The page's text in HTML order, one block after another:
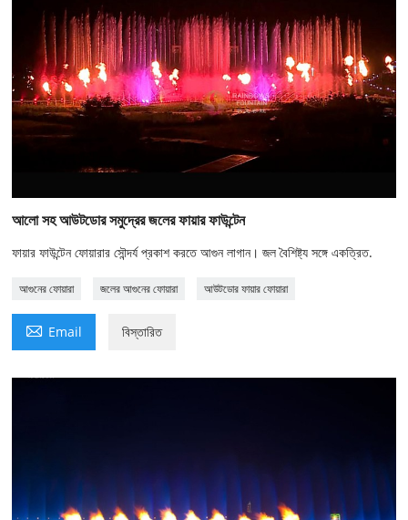
আলো সহ আউটডোর সমুদ্রের জলের ফায়ার ফাউন্টেন
ফায়ার ফাউন্টেন ফোয়ারার সৌন্দর্য প্রকাশ করতে আগুন লাগান। জল বৈশিষ্ট্য সঙ্গে একত্রিত.
আগুনের ফোয়ারা জলের আগুনের ফোয়ারা আউটডোর ফায়ার ফোয়ারা
 Email বিস্তারিত